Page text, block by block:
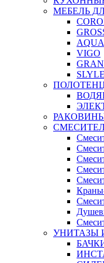
МЕБЕЛЬ
VIGO
УНИТАЗЫ